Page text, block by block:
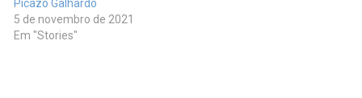
Picazo Galhardo
5 de novembro de 2021
Em "Stories"